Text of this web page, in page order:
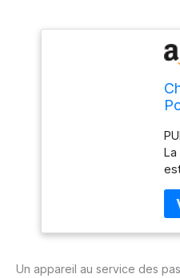
en
Un appareil au service des